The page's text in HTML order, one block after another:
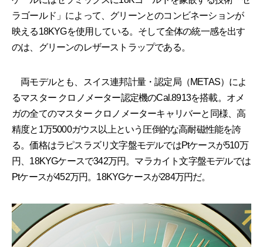
ラゴールド」によって、グリーンとのコンビネーションが
映える18KYGを使用している。そして全体の統一感を出す
のは、グリーンのレザーストラップである。
両モデルとも、スイス連邦計量・認定局（METAS）によ
るマスター クロノメーター認定機のCal.8913を搭載。オメ
ガの全てのマスター クロノメーターキャリバーと同様、高
精度と1万5000ガウス以上という圧倒的な高耐磁性能を誇
る。価格はラピスラズリ文字盤モデルではPtケースが510万
円、18KYGケースで342万円。マラカイト文字盤モデルでは
Ptケースが452万円。18KYGケースが284万円だ。